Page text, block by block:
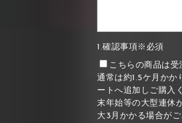
1.確認事項※必須
こちらの商品は受
通常は約1.5ケ月かか
ートへ追加しご購入
末年始等の大型連休
大3月かかる場合が